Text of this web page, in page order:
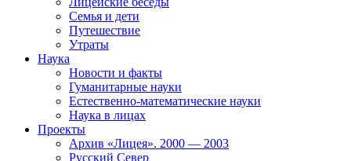
Семья и дети
Путешествие
Утраты
Наука
Новости и факты
Гуманитарные науки
Естественно-математические науки
Наука в лицах
Проекты
Архив «Лицея». 2000 — 2003
Русский Север